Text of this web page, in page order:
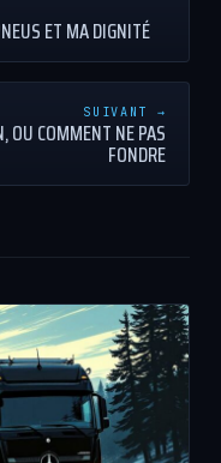
ET MA DIGNITÉ
SUIVANT →
OU COMMENT NE PAS
FONDRE